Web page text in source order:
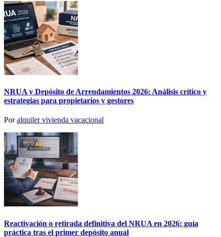
NRUA y Depósito de Arrendamientos 2026: Análisis crítico y
estrategias para propietarios y gestores
Poralquiler vivienda vacacional
Reactivación o retirada definitiva del NRUA en 2026: guía
práctica tras el primer depósito anual